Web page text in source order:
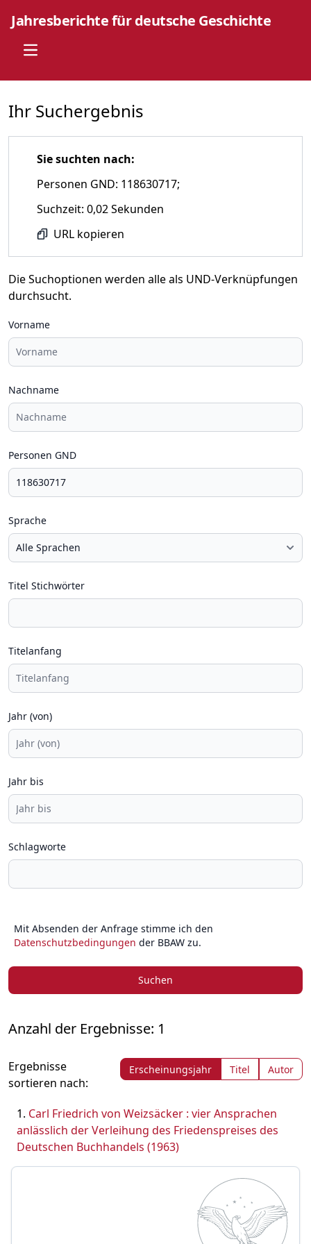
Jahresberichte für deutsche Geschichte
Open main menu
Ihr Suchergebnis
Sie suchten nach:
Personen GND: 118630717;
Suchzeit: 0,02 Sekunden
URL kopieren
Die Suchoptionen werden alle als UND-Verknüpfungen
durchsucht.
Vorname
Nachname
Personen GND
Sprache
Titel Stichwörter
Titelanfang
Jahr (von)
Jahr bis
Schlagworte
Mit Absenden der Anfrage stimme ich den
Datenschutzbedingungen der BBAW zu.
Suchen
Anzahl der Ergebnisse: 1
Ergebnisse
sortieren nach:
Erscheinungsjahr Titel Autor
Carl Friedrich von Weizsäcker : vier Ansprachen
anlässlich der Verleihung des Friedenspreises des
Deutschen Buchhandels (1963)